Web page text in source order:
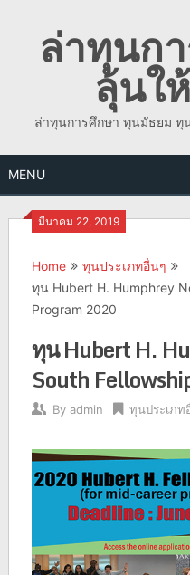
contentล่าทุนก
ลุ้นใ
ล่าทุนการศึกษา ทุนมัธยม ทุ
MENU
มีนาคม 22, 2019
Home
ทุนประเภทอื่นๆ
ทุน Hubert H. Humphrey
Program 2020
ทุน Hubert H.
South
By admin ทุนประเภท